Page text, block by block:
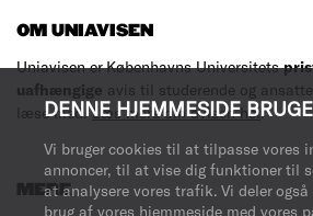
DENNE HJEMMESIDE
Vi bruger cookies til at tilpasse vores
annoncer, til at vise dig funktioner til
at analysere vores trafik. Vi deler
brug af vores hjemmeside med vores
OM UNIAVISEN
Uniavisen er Københavns Universitets
uafhængige avis til studerende og ansatte
læse med.Læs mere om avisen her.
MERE